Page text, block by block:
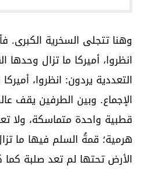
وهنا تتجلى السخرية الكبرى.
انظروا، أميركا ما تزال وحدها
التعددية يردون: انظروا،
الإجماع. وبين الطرفين يقف
قطبية واحدة متماسكة، ولا
هرمية؛ قمةُ السلم فيها ما
الأرض تحتها لم تعد صلبة كما